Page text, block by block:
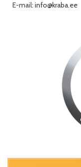
E-mail: info@kraba.ee